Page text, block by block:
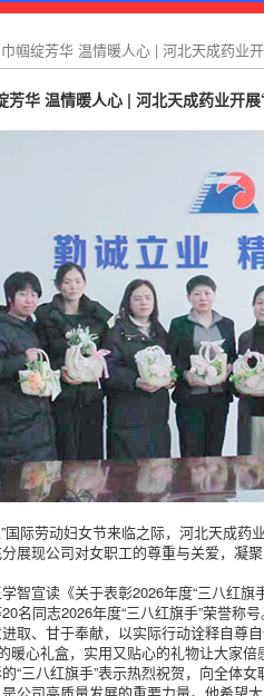
巾帼绽芳华 温情暖人心 | 河北天成药业
芳华 温情暖人心 | 河北天成药业开
国际劳动妇女节来临之际，河北天成
展现公司对女职工的尊重与关爱，凝聚
智宣读《关于表彰2026年度“三八红旗
名同志2026年度“三八红旗手”荣誉
取、甘于奉献，以实际行动诠释自尊
暖心礼盒，实用又贴心的礼物让大家倍
“三八红旗手”表示热烈祝贺，向全体